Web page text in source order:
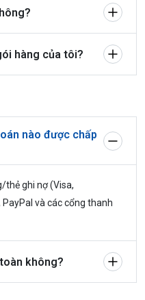
hàng của tôi?
nào được chấp
thẻ ghi nợ (Visa,
và các cổng thanh
không?